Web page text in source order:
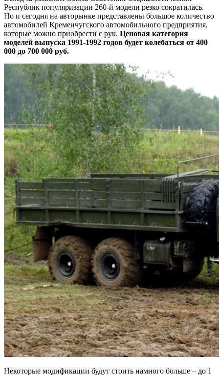
Республик популяризации 260-й модели резко сократилась.
Но и сегодня на авторынке представлены большое количество
автомобилей Кременчугского автомобильного предприятия,
которые можно приобрести с рук. Ценовая категория
моделей выпуска 1991-1992 годов будет колебаться от 400
000 до 700 000 руб.
Некоторые модификации будут стоить намного больше – до 1